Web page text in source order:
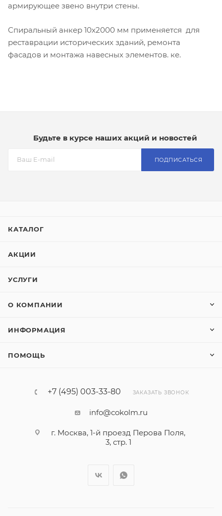
армирующее звено внутри стены.
Спиральный анкер 10х2000 мм применяется для
реставрации исторических зданий, ремонта
фасадов и монтажа навесных элементов. ке.
Будьте в курсе наших акций и новостей
ПОДПИСАТЬСЯ
КАТАЛОГ
АКЦИИ
УСЛУГИ
О КОМПАНИИ
ИНФОРМАЦИЯ
ПОМОЩЬ
+7 (495) 003-33-80 ЗАКАЗАТЬ ЗВОНОК
info@cokolm.ru
г. Москва, 1-й проезд Перова Поля,
3, стр. 1